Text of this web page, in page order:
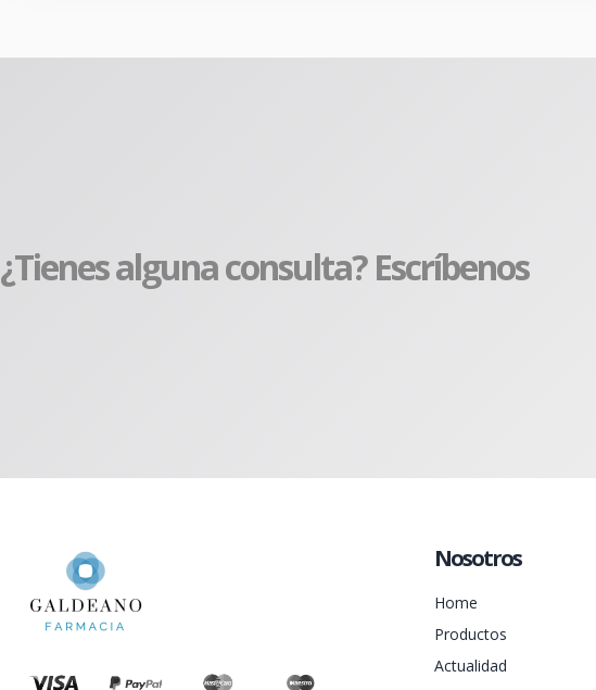
¿Tienes alguna consulta? Escríbenos
Nosotros
Home
Productos
Actualidad